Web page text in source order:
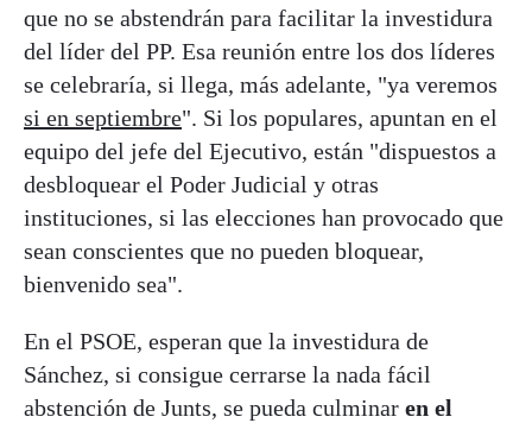
que no se abstendrán para facilitar la investidura
del líder del PP. Esa reunión entre los dos líderes
se celebraría, si llega, más adelante, "ya veremos
si en septiembre". Si los populares, apuntan en el
equipo del jefe del Ejecutivo, están "dispuestos a
desbloquear el Poder Judicial y otras
instituciones, si las elecciones han provocado que
sean conscientes que no pueden bloquear,
bienvenido sea".
En el PSOE, esperan que la investidura de
Sánchez, si consigue cerrarse la nada fácil
abstención de Junts, se pueda culminar en el